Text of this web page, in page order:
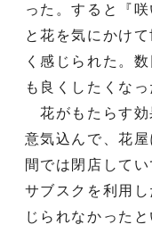
った。すると『
と花を気にかけ
く感じられた。
も良くしたくな
花がもたらす効
意気込んで、花
間では閉店して
サブスクを利用
じられなかったと